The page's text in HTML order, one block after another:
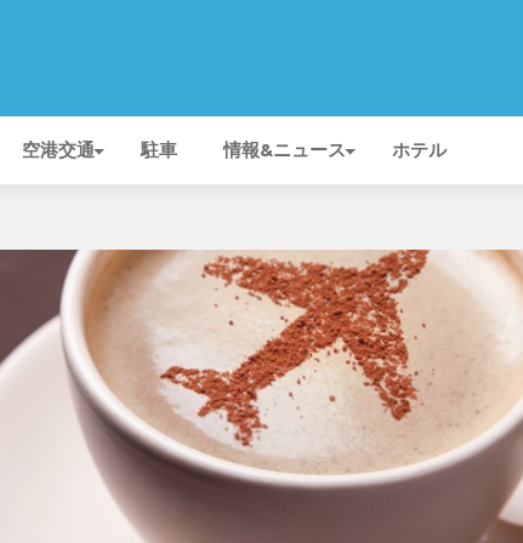
空港交通 駐車 情報&ニュース ホテル